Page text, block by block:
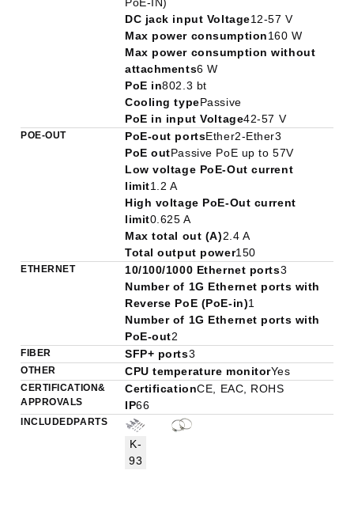
DC jack input Voltage12-57 V
Max power consumption160 W
Max power consumption without
attachments6 W
PoE in802.3 bt
Cooling typePassive
PoE in input Voltage42-57 V
POE-OUT PoE-out portsEther2-Ether3
PoE outPassive PoE up to 57V
Low voltage PoE-Out current
limit1.2 A
High voltage PoE-Out current
limit0.625 A
Max total out (A)2.4 A
Total output power150
ETHERNET 10/100/1000 Ethernet ports3
Number of 1G Ethernet ports with
Reverse PoE (PoE-in)1
Number of 1G Ethernet ports with
PoE-out2
FIBER SFP+ ports3
OTHER CPU temperature monitorYes
CERTIFICATION &
APPROVALS
CertificationCE, EAC, ROHS
IP66
INCLUDED PARTS
K-
93